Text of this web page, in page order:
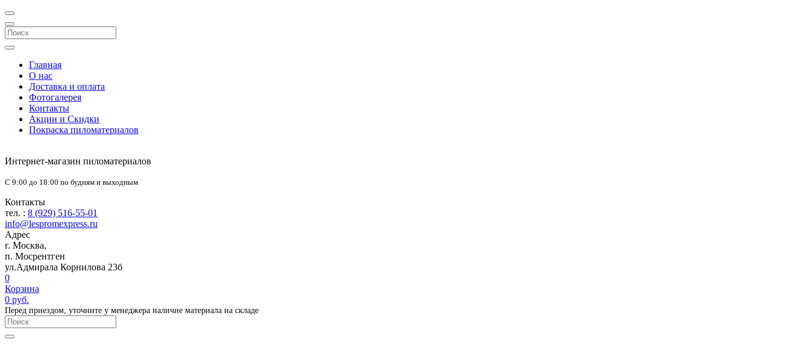
Главная
О нас
Доставка и оплата
Фотогалерея
Контакты
Акции и Скидки
Покраска пиломатериалов
Интернет-магазин пиломатериалов
С 9:00 до 18:00 по будням и выходным
Контакты
тел. : 8 (929) 516-55-01
info@lespromexpress.ru
Адрес
г. Москва,
п. Мосрентген
ул.Адмирала Корнилова 23б
0
Корзина
0 руб.
Перед приездом, уточните у менеджера наличие материала на складе